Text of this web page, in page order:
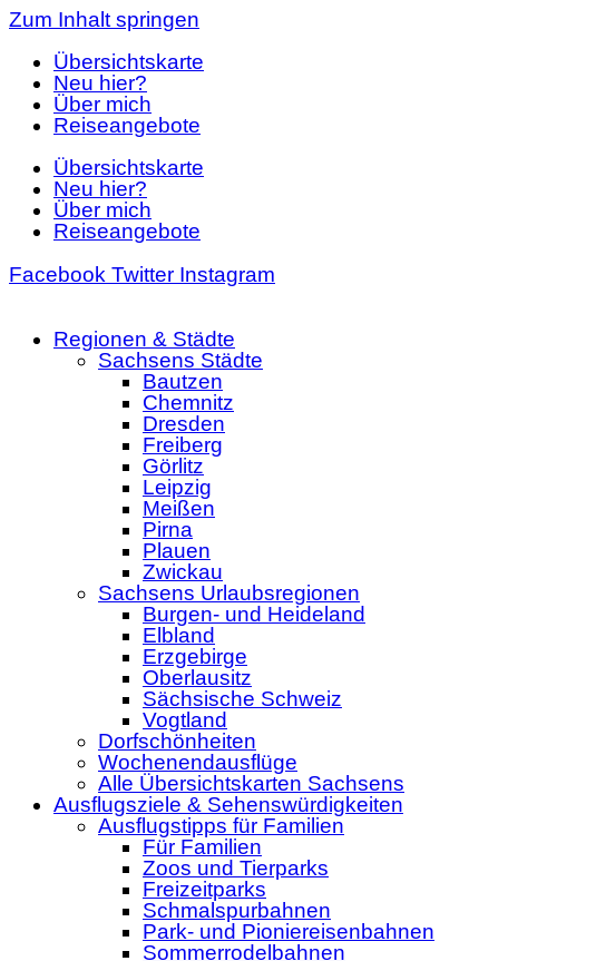
Zum Inhalt springen
Übersichtskarte
Neu hier?
Über mich
Reiseangebote
Übersichtskarte
Neu hier?
Über mich
Reiseangebote
Facebook Twitter Instagram
Regionen & Städte
Sachsens Städte
Bautzen
Chemnitz
Dresden
Freiberg
Görlitz
Leipzig
Meißen
Pirna
Plauen
Zwickau
Sachsens Urlaubsregionen
Burgen- und Heideland
Elbland
Erzgebirge
Oberlausitz
Sächsische Schweiz
Vogtland
Dorfschönheiten
Wochenendausflüge
Alle Übersichtskarten Sachsens
Ausflugsziele & Sehenswürdigkeiten
Ausflugstipps für Familien
Für Familien
Zoos und Tierparks
Freizeitparks
Schmalspurbahnen
Park- und Pioniereisenbahnen
Sommerrodelbahnen